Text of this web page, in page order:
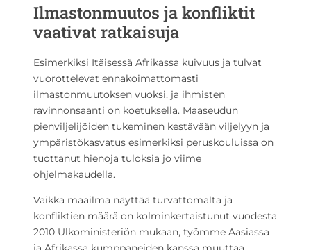
Ilmastonmuutos ja konfliktit
vaativat ratkaisuja
Esimerkiksi Itäisessä Afrikassa kuivuus ja tulvat
vuorottelevat ennakoimattomasti
ilmastonmuutoksen vuoksi, ja ihmisten
ravinnonsaanti on koetuksella. Maaseudun
pienviljelijöiden tukeminen kestävään viljelyyn ja
ympäristökasvatus esimerkiksi peruskouluissa on
tuottanut hienoja tuloksia jo viime
ohjelmakaudella.
Vaikka maailma näyttää turvattomalta ja
konfliktien määrä on kolminkertaistunut vuodesta
2010 Ulkoministeriön mukaan, työmme Aasiassa